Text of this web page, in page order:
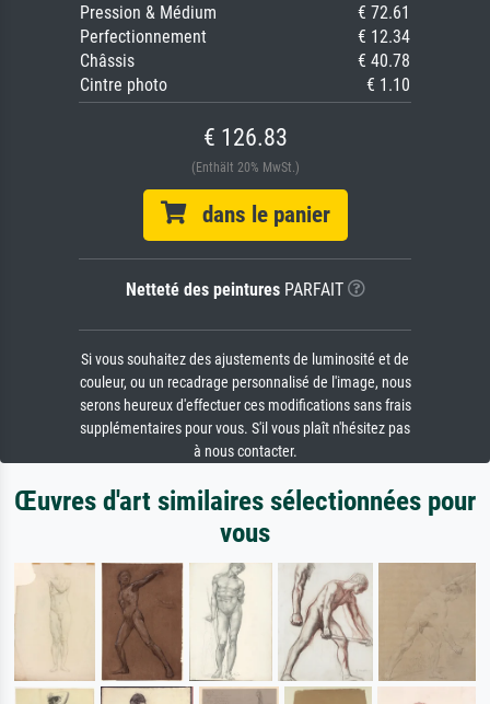
Pression & Médium
€ 72.61
Perfectionnement
€ 12.34
Châssis
€ 40.78
Cintre photo
€ 1.10
€ 126.83
(Enthält 20% MwSt.)
dans le panier
Netteté des peinturesPARFAIT
Si vous souhaitez des ajustements de luminosité et de
couleur, ou un recadrage personnalisé de l'image, nous
serons heureux d'effectuer ces modifications sans frais
supplémentaires pour vous. S'il vous plaît n'hésitez pas
à nous contacter.
Œuvres d'art similaires sélectionnées pour
vous